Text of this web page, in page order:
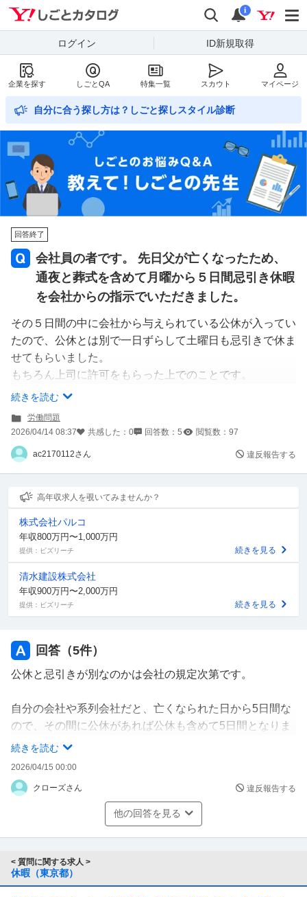
Yahoo!しごとカタログ
検索
通知
i
ログイン ID新規取得
企業を探す しごとQA 特集一覧 スカウト マイページ
自分に合う探し方は？しごと探しスタイル診断
回答終了
会社員の者です。 先日父が亡くなったため、
通夜と葬式を含めて月曜から５日間忌引き休暇
を会社からの指示でいただきました。
その５日間の中に会社から与えられている公休が入ってい
たので、公休とは別で一日ずらして土曜日も忌引きで休ま
せてもらいました。
もちろん上司に許可をもらった上でのことです。
なのに関わらず翌週の月曜に出勤したら朝一に別の上司に
ろ！」
なんて文句を言われました。
…これって非常識になりますか？
５日間て会社から与えられたのに？
しかもこっちは心身共に落ちてる状態で出勤してきたのに
文句言われなきゃいけないのでしょうか？
続きを読む
労働問題
2026/04/14 08:37
共感した： 0 回答数： 5 閲覧数： 97
ac2170112さん 違反報告する
高年収求人を覗いてみませんか？
株式会社パルコ
年収800万円〜1,000万円
提供：ビズリーチ 続きを見る
清水建設株式会社
年収900万円〜2,000万円
提供：ビズリーチ 続きを見る
回答（5件）
公休と忌引きが別なのかは会社の規定次第です。
自分の会社や系列会社だと、亡くなられた日から5日間な
ので、その間に公休があれば公休も含めて5日間となりま
す。
なので、会社規定を確認してください。
続きを読む
2026/04/15 00:00
クローズさん 違反報告する
他の回答を見る
< 質問に関する求人 >
休暇（東京都）